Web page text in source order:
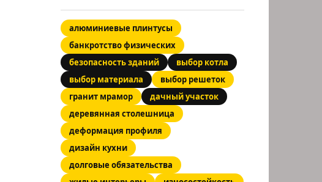
алюминиевые плинтусы
банкротство физических
безопасность зданий
выбор котла
выбор материала
выбор решеток
гранит мрамор
дачный участок
деревянная столешница
деформация профиля
дизайн кухни
долговые обязательства